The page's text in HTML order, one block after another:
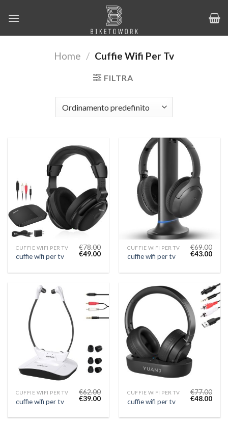
Home / Cuffie Wifi Per Tv
FILTRA
CUFFIE WIFI PER TV
cuffie wifi per tv
€78.00
€49.00
CUFFIE WIFI PER TV
cuffie wifi per tv
€69.00
€43.00
CUFFIE WIFI PER TV
cuffie wifi per tv
€62.00
€39.00
CUFFIE WIFI PER TV
cuffie wifi per tv
€77.00
€48.00